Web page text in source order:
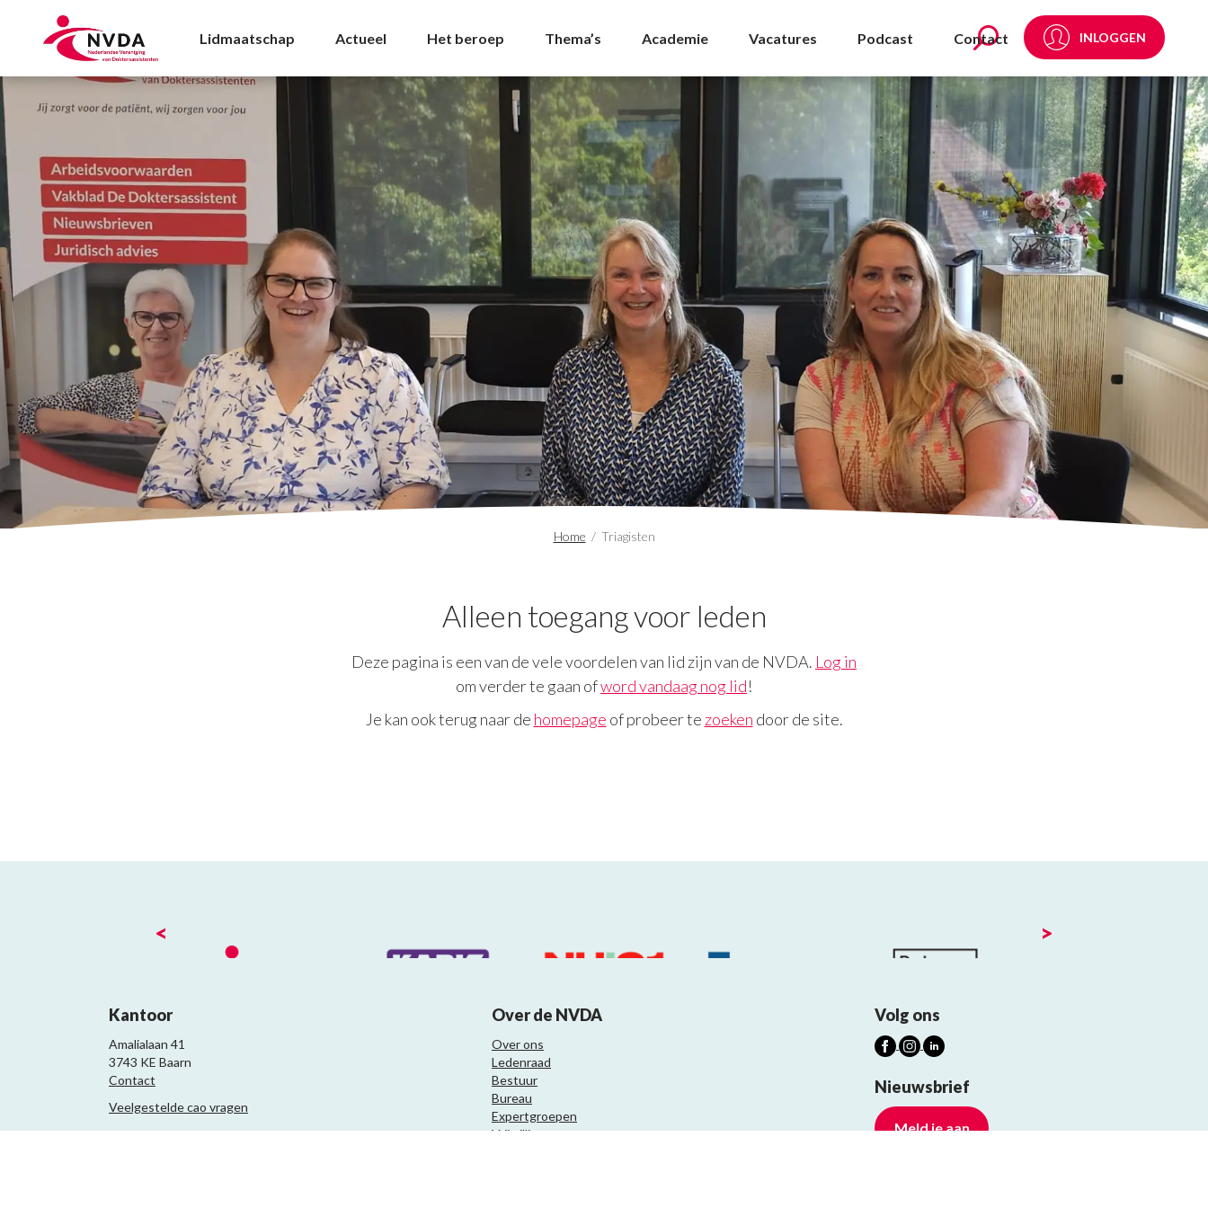
Triagisten Archives - NVDA
Lidmaatschap Actueel Het beroep Thema’s Academie Vacatures Podcast Contact INLOGGEN
Home / Triagisten
Alleen toegang voor leden
Deze pagina is een van de vele voordelen van lid zijn van de NVDA. Log in
om verder te gaan ofword vandaag nog lid!
Je kan ook terug naar de homepage of probeer te zoeken door de site.
< >
Kantoor
Amalialaan 41
3743 KE Baarn
Contact
Veelgestelde cao vragen
Over de NVDA
Over ons
Ledenraad
Bestuur
Bureau
Expertgroepen
Vrijwilligers
Volg ons
Nieuwsbrief
Meld je aan